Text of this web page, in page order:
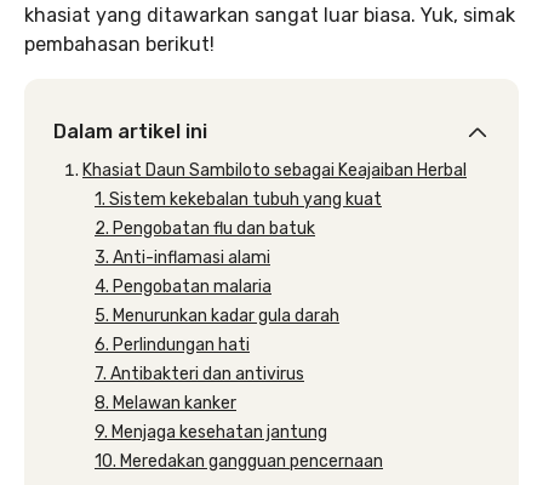
khasiat yang ditawarkan sangat luar biasa. Yuk, simak
pembahasan berikut!
Dalam artikel ini
Khasiat Daun Sambiloto sebagai Keajaiban Herbal
1. Sistem kekebalan tubuh yang kuat
2. Pengobatan flu dan batuk
3. Anti-inflamasi alami
4. Pengobatan malaria
5. Menurunkan kadar gula darah
6. Perlindungan hati
7. Antibakteri dan antivirus
8. Melawan kanker
9. Menjaga kesehatan jantung
10. Meredakan gangguan pencernaan